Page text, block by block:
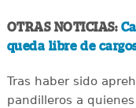
OTRAS NOTICIAS:
queda libre de
Tras haber sido
pandilleros a